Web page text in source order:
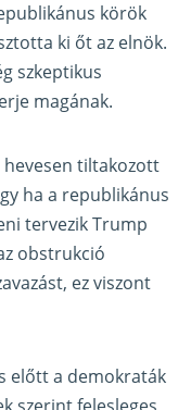
körök
ki őt az elnök.
szkeptikus
magának.
tiltakozott
ha a republikánus
tervezik Trump
obstrukció
ez viszont
előtt a demokraták